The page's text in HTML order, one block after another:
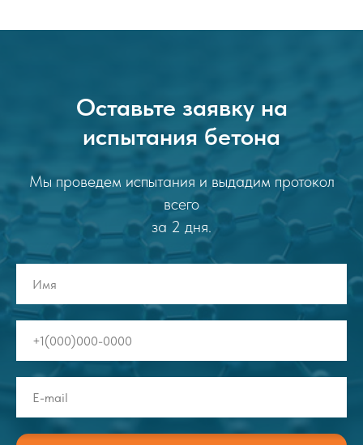
Оставьте заявку на
испытания бетона
Мы проведем испытания и выдадим протокол
всего
за 2 дня.